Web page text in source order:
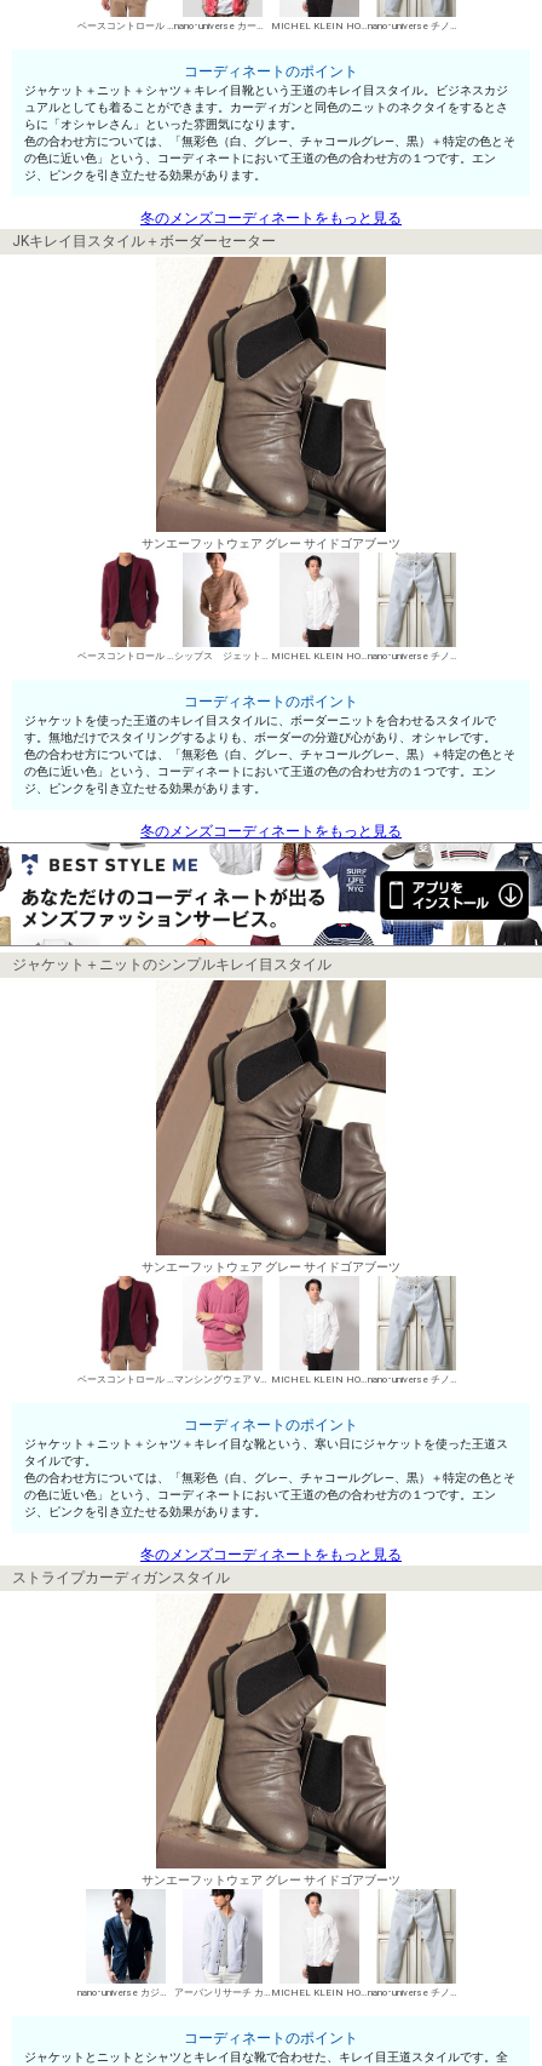
ベースコントロール カジュアルジャケット nano･universe カーディガン MICHEL KLEIN HOMME シャツ nano･universe チノパン・綿パン
コーディネートのポイント
ジャケット＋ニット＋シャツ＋キレイ目靴という王道のキレイ目スタイル。ビジネスカジ
ュアルとしても着ることができます。カーディガンと同色のニットのネクタイをするとさ
らに「オシャレさん」といった雰囲気になります。
色の合わせ方については、「無彩色（白、グレ—、チャコールグレ—、黒）＋特定の色とそ
の色に近い色」という、コーディネートにおいて王道の色の合わせ方の１つです。エン
ジ、ピンクを引き立たせる効果があります。
冬のメンズコーディネートをもっと見る
JKキレイ目スタイル＋ボーダーセーター
サンエーフットウェア グレー サイドゴアブーツ
ベースコントロール カジュアルジャケット シップス ジェットブルー 丸首セーター MICHEL KLEIN HOMME シャツ nano･universe チノパン・綿パン
コーディネートのポイント
ジャケットを使った王道のキレイ目スタイルに、ボーダーニットを合わせるスタイルで
す。無地だけでスタイリングするよりも、ボーダーの分遊び心があり、オシャレです。
色の合わせ方については、「無彩色（白、グレ—、チャコールグレ—、黒）＋特定の色とそ
の色に近い色」という、コーディネートにおいて王道の色の合わせ方の１つです。エン
ジ、ピンクを引き立たせる効果があります。
冬のメンズコーディネートをもっと見る
ジャケット＋ニットのシンプルキレイ目スタイル
サンエーフットウェア グレー サイドゴアブーツ
ベースコントロール カジュアルジャケット マンシングウェア Vネックセーター MICHEL KLEIN HOMME シャツ nano･universe チノパン・綿パン
コーディネートのポイント
ジャケット＋ニット＋シャツ＋キレイ目な靴という、寒い日にジャケットを使った王道ス
タイルです。
色の合わせ方については、「無彩色（白、グレ—、チャコールグレ—、黒）＋特定の色とそ
の色に近い色」という、コーディネートにおいて王道の色の合わせ方の１つです。エン
ジ、ピンクを引き立たせる効果があります。
冬のメンズコーディネートをもっと見る
ストライプカーディガンスタイル
サンエーフットウェア グレー サイドゴアブーツ
nano･universe カジュアルジャケット アーバンリサーチ カーディガン MICHEL KLEIN HOMME シャツ nano･universe チノパン・綿パン
コーディネートのポイント
ジャケットとニットとシャツとキレイ目な靴で合わせた、キレイ目王道スタイルです。全